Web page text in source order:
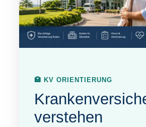
🏥 KV ORIENTIERUNG
verstehen